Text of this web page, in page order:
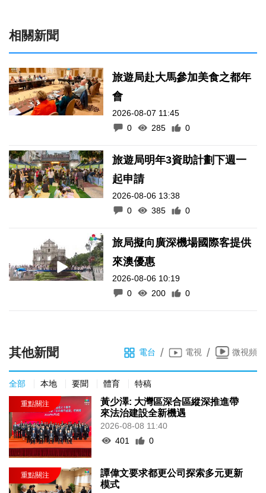
相關新聞
旅遊局赴大馬參加美食之都年
會
2026-08-07 11:45
0
285 0
旅遊局明年3資助計劃下週一
起申請
2026-08-06 13:38
0
385 0
旅局擬向廣深機場國際客提供
來澳優惠
2026-08-06 10:19
0
200 0
其他新聞 電台 / 電視 / 微視頻
全部 本地 要聞 體育 特稿
黃少澤: 大灣區深合區縱深推進帶
來法治建設全新機遇
2026-08-08 11:40
401
0
譚偉文要求都更公司探索多元更新
模式